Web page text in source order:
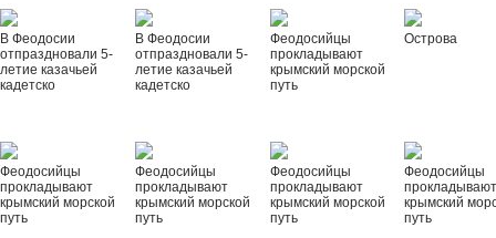
В Феодосии
отпраздновали 5-
летие казачьей
кадетско
В Феодосии
отпраздновали 5-
летие казачьей
кадетско
Феодосийцы
прокладывают
крымский морской
путь
Острова
Феодосийцы
прокладывают
крымский морской
путь
Феодосийцы
прокладывают
крымский морской
путь
Феодосийцы
прокладывают
крымский морской
путь
Феодосийцы
крымский
путь